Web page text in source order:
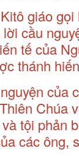
giáo
cầu
tế của
thánh
của
Chúa
tội phản
các ông,